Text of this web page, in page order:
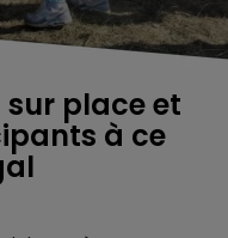
sur place et
à ce